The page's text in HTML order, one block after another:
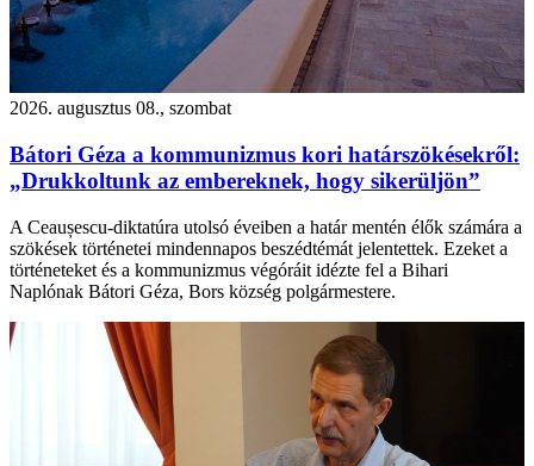
2026. augusztus 08., szombat
Bátori Géza a kommunizmus kori határszökésekről:
„Drukkoltunk az embereknek, hogy sikerüljön”
A Ceaușescu-diktatúra utolsó éveiben a határ mentén élők számára a
szökések történetei mindennapos beszédtémát jelentettek. Ezeket a
történeteket és a kommunizmus végóráit idézte fel a Bihari
Naplónak Bátori Géza, Bors község polgármestere.